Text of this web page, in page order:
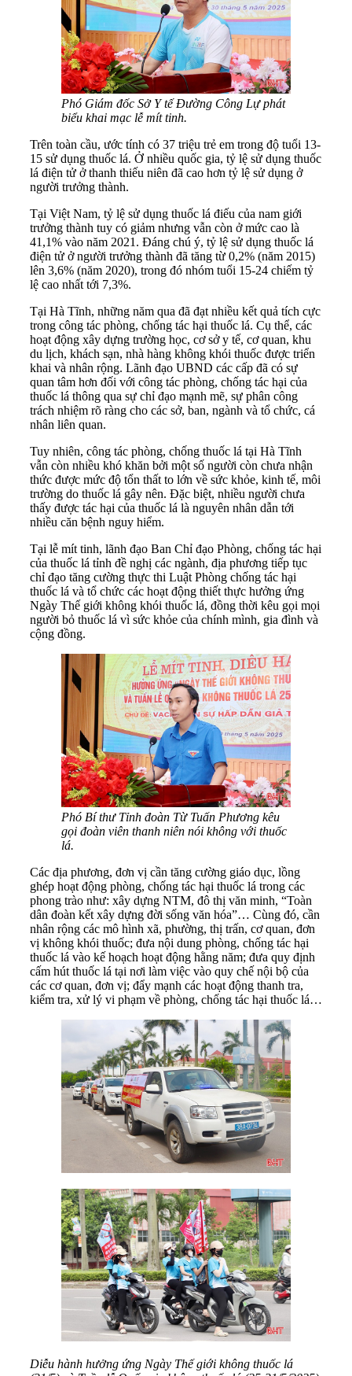
Phó Giám đốc Sở Y tế Đường Công Lự phát
biểu khai mạc lễ mít tinh.
Trên toàn cầu, ước tính có 37 triệu trẻ em trong độ tuổi 13-
15 sử dụng thuốc lá. Ở nhiều quốc gia, tỷ lệ sử dụng thuốc
lá điện tử ở thanh thiếu niên đã cao hơn tỷ lệ sử dụng ở
người trưởng thành.
Tại Việt Nam, tỷ lệ sử dụng thuốc lá điếu của nam giới
trưởng thành tuy có giảm nhưng vẫn còn ở mức cao là
41,1% vào năm 2021. Đáng chú ý, tỷ lệ sử dụng thuốc lá
điện tử ở người trưởng thành đã tăng từ 0,2% (năm 2015)
lên 3,6% (năm 2020), trong đó nhóm tuổi 15-24 chiếm tỷ
lệ cao nhất tới 7,3%.
Tại Hà Tĩnh, những năm qua đã đạt nhiều kết quả tích cực
trong công tác phòng, chống tác hại thuốc lá. Cụ thể, các
hoạt động xây dựng trường học, cơ sở y tế, cơ quan, khu
du lịch, khách sạn, nhà hàng không khói thuốc được triển
khai và nhân rộng. Lãnh đạo UBND các cấp đã có sự
quan tâm hơn đối với công tác phòng, chống tác hại của
thuốc lá thông qua sự chỉ đạo mạnh mẽ, sự phân công
trách nhiệm rõ ràng cho các sở, ban, ngành và tổ chức, cá
nhân liên quan.
Tuy nhiên, công tác phòng, chống thuốc lá tại Hà Tĩnh
vẫn còn nhiều khó khăn bởi một số người còn chưa nhận
thức được mức độ tổn thất to lớn về sức khỏe, kinh tế, môi
trường do thuốc lá gây nên. Đặc biệt, nhiều người chưa
thấy được tác hại của thuốc lá là nguyên nhân dẫn tới
nhiều căn bệnh nguy hiểm.
Tại lễ mít tinh, lãnh đạo Ban Chỉ đạo Phòng, chống tác hại
của thuốc lá tỉnh đề nghị các ngành, địa phương tiếp tục
chỉ đạo tăng cường thực thi Luật Phòng chống tác hại
thuốc lá và tổ chức các hoạt động thiết thực hưởng ứng
Ngày Thế giới không khói thuốc lá, đồng thời kêu gọi mọi
người bỏ thuốc lá vì sức khỏe của chính mình, gia đình và
cộng đồng.
Phó Bí thư Tỉnh đoàn Từ Tuấn Phương kêu
gọi đoàn viên thanh niên nói không với thuốc
lá.
Các địa phương, đơn vị cần tăng cường giáo dục, lồng
ghép hoạt động phòng, chống tác hại thuốc lá trong các
phong trào như: xây dựng NTM, đô thị văn minh, “Toàn
dân đoàn kết xây dựng đời sống văn hóa”… Cùng đó, cần
nhân rộng các mô hình xã, phường, thị trấn, cơ quan, đơn
vị không khói thuốc; đưa nội dung phòng, chống tác hại
thuốc lá vào kế hoạch hoạt động hằng năm; đưa quy định
cấm hút thuốc lá tại nơi làm việc vào quy chế nội bộ của
các cơ quan, đơn vị; đẩy mạnh các hoạt động thanh tra,
kiểm tra, xử lý vi phạm về phòng, chống tác hại thuốc lá…
Diễu hành hưởng ứng Ngày Thế giới không thuốc lá